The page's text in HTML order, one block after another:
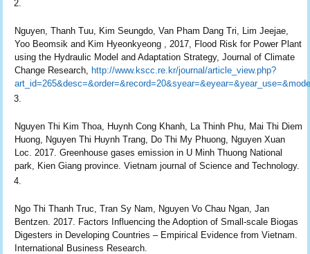
Nguyen, Thanh Tuu, Kim Seungdo, Van Pham Dang Tri, Lim Jeejae,
Yoo Beomsik and Kim Hyeonkyeong , 2017, Flood Risk for Power Plant
using the Hydraulic Model and Adaptation Strategy, Journal of Climate
Change Research,
http://www.kscc.re.kr/journal/article_view.php?
Nguyen Thi Kim Thoa, Huynh Cong Khanh, La Thinh Phu, Mai Thi Diem
Huong, Nguyen Thi Huynh Trang, Do Thi My Phuong, Nguyen Xuan
Loc. 2017. Greenhouse gases emission in U Minh Thuong National
park, Kien Giang province. Vietnam journal of Science and Technology.
Ngo Thi Thanh Truc, Tran Sy Nam, Nguyen Vo Chau Ngan, Jan
Bentzen. 2017. Factors Influencing the Adoption of Small-scale Biogas
Digesters in Developing Countries – Empirical Evidence from Vietnam.
International Business Research.